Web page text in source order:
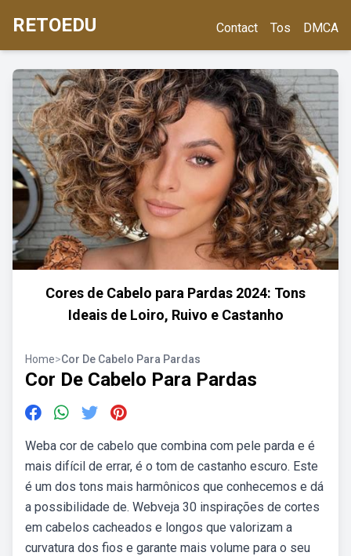
RETOEDU Contact Tos DMCA
Cores de Cabelo para Pardas 2024: Tons
Ideais de Loiro, Ruivo e Castanho
Home>Cor De Cabelo Para Pardas
Cor De Cabelo Para Pardas
Weba cor de cabelo que combina com pele parda e é
mais difícil de errar, é o tom de castanho escuro. Este
é um dos tons mais harmônicos que conhecemos e dá
a possibilidade de. Webveja 30 inspirações de cortes
em cabelos cacheados e longos que valorizam a
curvatura dos fios e garante mais volume para o seu